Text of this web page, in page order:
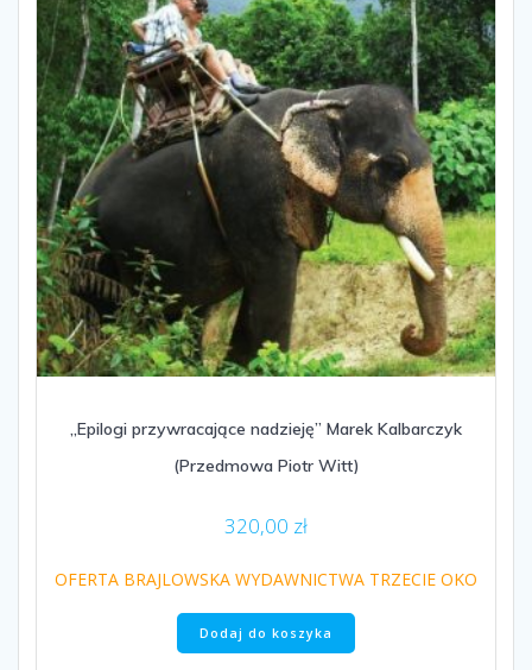
„Epilogi przywracające nadzieję” Marek Kalbarczyk
(Przedmowa Piotr Witt)
320,00 zł
OFERTA BRAJLOWSKA WYDAWNICTWA TRZECIE OKO
Dodaj do koszyka